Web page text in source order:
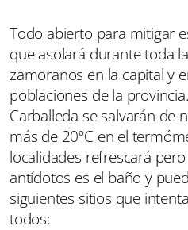
Todo abierto para mitigar
que asolará durante toda
zamoranos en la capital y
poblaciones de la
Carballeda se salvarán de
más de 20ºC en el
localidades refrescará
antídotos es el baño y
siguientes sitios que
todos: